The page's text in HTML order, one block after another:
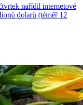
nařídil internetové
dolarů (téměř 12